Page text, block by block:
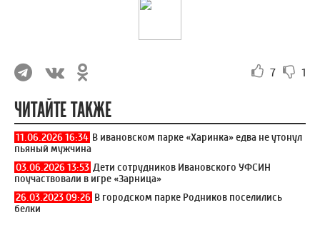
7 1
ЧИТАЙТЕ ТАКЖЕ
11.06.2026 16:34 В ивановском парке «Харинка» едва не утонул
пьяный мужчина
03.06.2026 13:53 Дети сотрудников Ивановского УФСИН
поучаствовали в игре «Зарница»
26.03.2023 09:26 В городском парке Родников поселились
белки